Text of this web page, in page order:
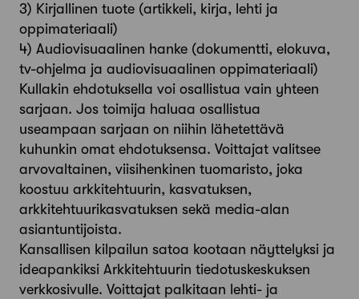
3) Kirjallinen tuote (artikkeli, kirja, lehti ja
oppimateriaali)
4) Audiovisuaalinen hanke (dokumentti, elokuva,
tv-ohjelma ja audiovisuaalinen oppimateriaali)
Kullakin ehdotuksella voi osallistua vain yhteen
sarjaan. Jos toimija haluaa osallistua
useampaan sarjaan on niihin lähetettävä
kuhunkin omat ehdotuksensa. Voittajat valitsee
arvovaltainen, viisihenkinen tuomaristo, joka
koostuu arkkitehtuurin, kasvatuksen,
arkkitehtuurikasvatuksen sekä media-alan
asiantuntijoista.
Kansallisen kilpailun satoa kootaan näyttelyksi ja
ideapankiksi Arkkitehtuurin tiedotuskeskuksen
verkkosivulle. Voittajat palkitaan lehti- ja